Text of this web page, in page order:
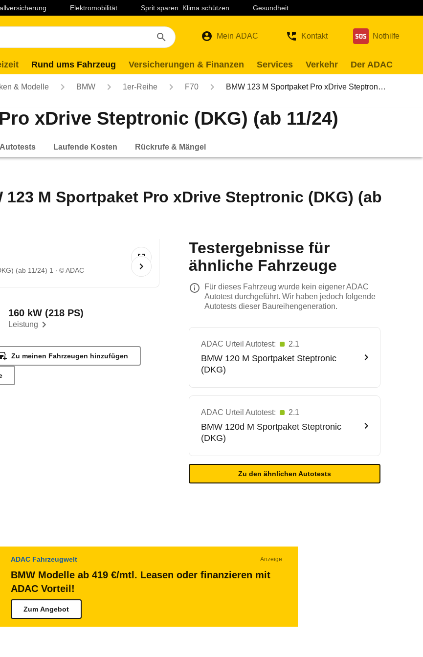
Elektromobilität Sprit sparen. Klima schützen Gesundheit
Mein ADAC Kontakt Nothilfe
Rund ums Fahrzeug Versicherungen & Finanzen Services Verkehr Der ADAC
& Modelle BMW 1er-Reihe F70 BMW 123 M Sportpaket Pro xDrive Steptron…
xDrive Steptronic (DKG) (ab 11/24)
Laufende Kosten Rückrufe & Mängel
123 M Sportpaket Pro xDrive Steptronic (DKG) (ab
(ab 11/24) 1 © ADAC
Leistung
160 kW (218 PS)
Zu meinen Fahrzeugen hinzufügen
Testergebnisse für
ähnliche Fahrzeuge
Für dieses Fahrzeug wurde kein eigener ADAC
Autotest durchgeführt. Wir haben jedoch folgende
Autotests dieser Baureihengeneration.
ADAC Urteil Autotest: 2.1
BMW 120 M Sportpaket Steptronic
(DKG)
ADAC Urteil Autotest: 2.1
BMW 120d M Sportpaket Steptronic
(DKG)
Zu den ähnlichen Autotests
ADAC Fahrzeugwelt Anzeige
BMW Modelle ab 419 €/mtl. Leasen oder finanzieren mit
ADAC Vorteil!
Zum Angebot